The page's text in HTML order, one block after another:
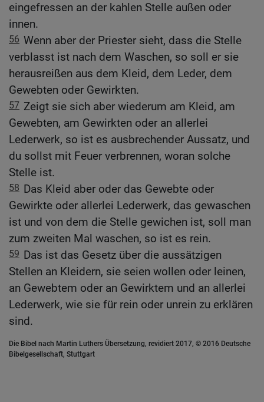
eingefressen an der kahlen Stelle außen oder
innen.
56 Wenn aber der Priester sieht, dass die Stelle
verblasst ist nach dem Waschen, so soll er sie
herausreißen aus dem Kleid, dem Leder, dem
Gewebten oder Gewirkten.
57 Zeigt sie sich aber wiederum am Kleid, am
Gewebten, am Gewirkten oder an allerlei
Lederwerk, so ist es ausbrechender Aussatz, und
du sollst mit Feuer verbrennen, woran solche
Stelle ist.
58 Das Kleid aber oder das Gewebte oder
Gewirkte oder allerlei Lederwerk, das gewaschen
ist und von dem die Stelle gewichen ist, soll man
zum zweiten Mal waschen, so ist es rein.
59 Das ist das Gesetz über die aussätzigen
Stellen an Kleidern, sie seien wollen oder leinen,
an Gewebtem oder an Gewirktem und an allerlei
Lederwerk, wie sie für rein oder unrein zu erklären
sind.
Die Bibel nach Martin Luthers Übersetzung, revidiert 2017, © 2016 Deutsche
Bibelgesellschaft, Stuttgart